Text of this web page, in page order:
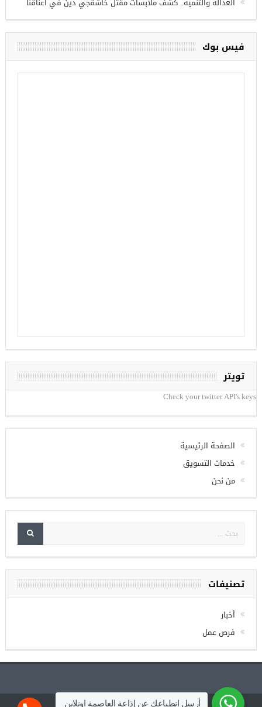
تركيا تحتل المرتبة الأولى عالميا بالمساعدات الإنسانية في 2017
فيس بوك
تويتر
Check your twitter API's keys
الصفحة الرئيسية
خدمات التسويق
تصنيفات
أخبار
أرسل انطباعك عن إذاعة العاصمة اونلاين